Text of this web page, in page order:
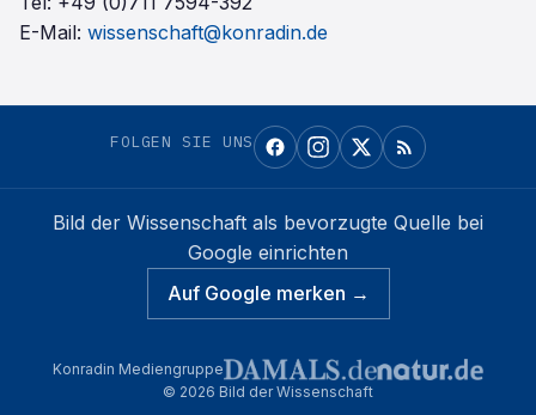
E-Mail: wissenschaft@konradin.de
FOLGEN SIE UNS
Bild der Wissenschaft als bevorzugte Quelle bei
Google einrichten
Auf Google merken →
Konradin Mediengruppe
© 2026 Bild der Wissenschaft